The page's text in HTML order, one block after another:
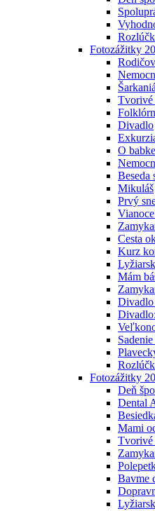
Fotozážitky
Tvorivé
Divadlo
O
Beseda
Mikuláš
Prvý
Cesta
Kurz
Mám
Divadlo
Fotozážitky
Deň
Dental
Mami
Tvorivé
Bavme